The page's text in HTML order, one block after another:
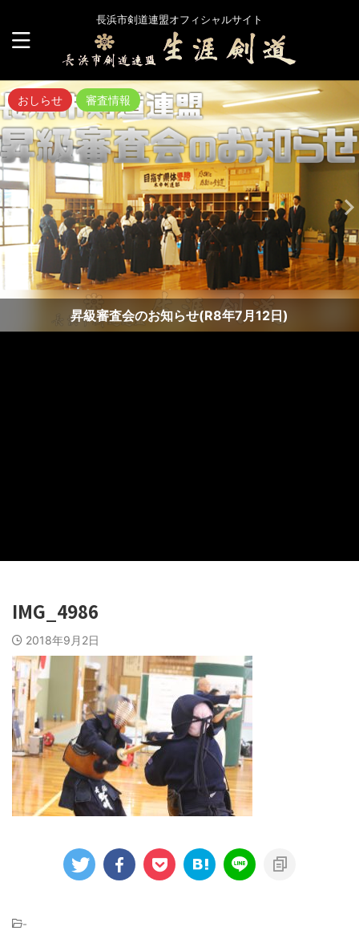
長浜市剣道連盟オフィシャルサイト
おしらせ 審査情報
昇級審査会のお知らせ(R8年7月12日)
IMG_4986
2018年9月2日
-